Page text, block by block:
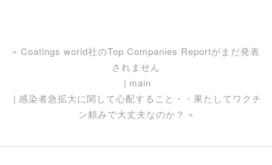
« Coatings world社のTop Companies Reportがまだ発表
されません
main
感染者急拡大に関して心配すること・・果たしてワクチ
ン頼みで大丈夫なのか？ »